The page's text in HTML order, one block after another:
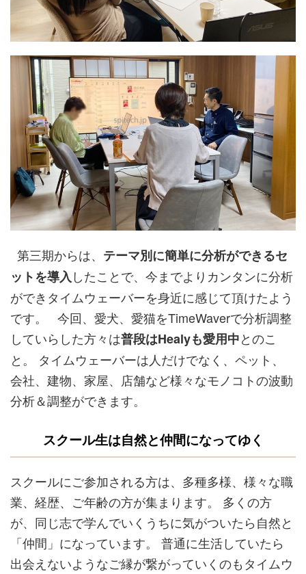
第三期からは、 テーマ別に簡単に分析ができるセ
ットを導入したことで、今までよりカンタンに分析
ができタイムウェーバーを身近に感じて頂けたよう
です。 今回、愛犬、愛猫をTimeWaverで分析調整
していらした方々は普段はHealyも愛用中とのこ
と。 タイムウェーバーは人だけでなく、ペット、
会社、建物、家屋、店舗など様々なモノコトの波動
分析＆調整ができます。
スクール生は自然と仲間になってゆく
スクールにご参加される方は、多種多様、様々な職
業、経歴、ご年齢の方が集まります。 多くの方
が、同じ志で学んでいくうちに気がついたら自然と
「仲間」になっています。 普通に生活していたら
出会えないようなご縁が繋がっていくのもタイムウ